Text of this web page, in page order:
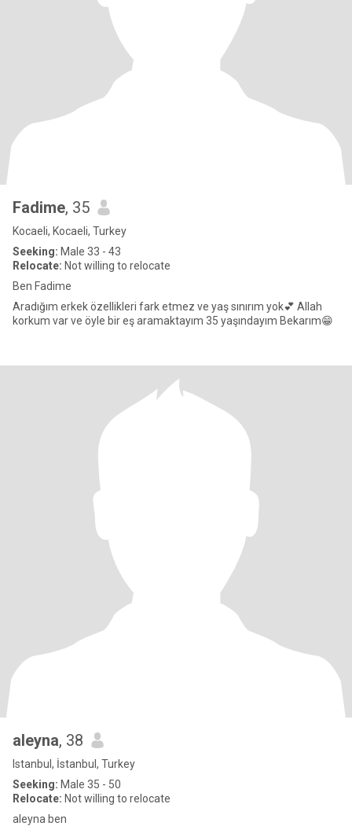
Fadime, 35
Kocaeli, Kocaeli, Turkey
Seeking: Male 33 - 43
Relocate: Not willing to relocate
Ben Fadime
Aradığım erkek özellikleri fark etmez ve yaş sınırım yok💕 Allah
korkum var ve öyle bir eş aramaktayım 35 yaşındayım Bekarım😁
aleyna, 38
Istanbul, İstanbul, Turkey
Seeking: Male 35 - 50
Relocate: Not willing to relocate
aleyna ben